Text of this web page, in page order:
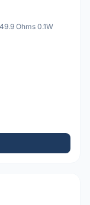
Ohms 0.1W